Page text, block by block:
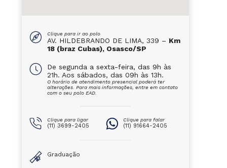
Clique para ir ao polo
AV. HILDEBRANDO DE LIMA, 339 – Km
18 (braz Cubas), Osasco/SP
De segunda a sexta-feira, das 9h às
21h. Aos sábados, das 09h às 13h.
O horário de atendimento presencial poderá ter
alterações. Para mais informações, entre em contato
com o seu polo EAD.
Clique para ligar
(11) 3699-2405
Clique para falar
(11) 91664-2405
Graduação